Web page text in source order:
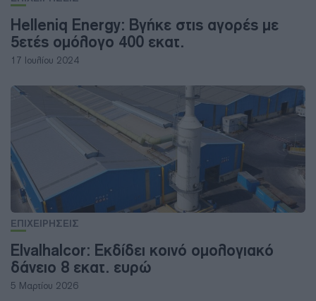
Helleniq Energy: Βγήκε στις αγορές με
5ετές ομόλογο 400 εκατ.
17 Ιουλίου 2024
ΕΠΙΧΕΙΡΗΣΕΙΣ
Elvalhalcor: Εκδίδει κοινό ομολογιακό
δάνειο 8 εκατ. ευρώ
5 Μαρτίου 2026